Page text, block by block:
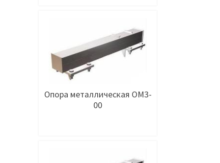
Опора металлическая ОМ3-
00